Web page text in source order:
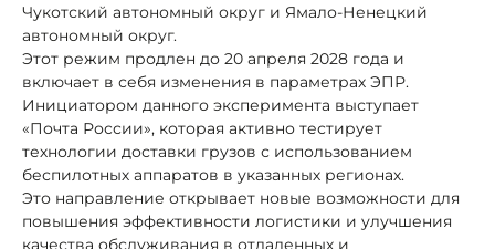
Чукотский автономный округ и Ямало-Ненецкий
автономный округ.
Этот режим продлен до 20 апреля 2028 года и
включает в себя изменения в параметрах ЭПР.
Инициатором данного эксперимента выступает
«Почта России», которая активно тестирует
технологии доставки грузов с использованием
беспилотных аппаратов в указанных регионах.
Это направление открывает новые возможности для
повышения эффективности логистики и улучшения
качества обслуживания в отдаленных и